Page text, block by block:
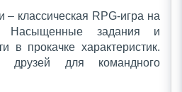
классическая RPG-игра на
Насыщенные задания и
в прокачке характеристик.
друзей для командного